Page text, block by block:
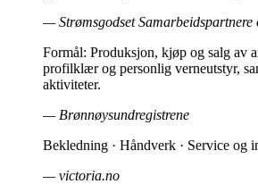
— Strømsgodset Samarbeidspartnere
Formål: Produksjon, kjøp og salg av
profilklær og personlig verneutstyr,
aktiviteter.
— Brønnøysundregistrene
Bekledning · Håndverk · Service og
— victoria.no